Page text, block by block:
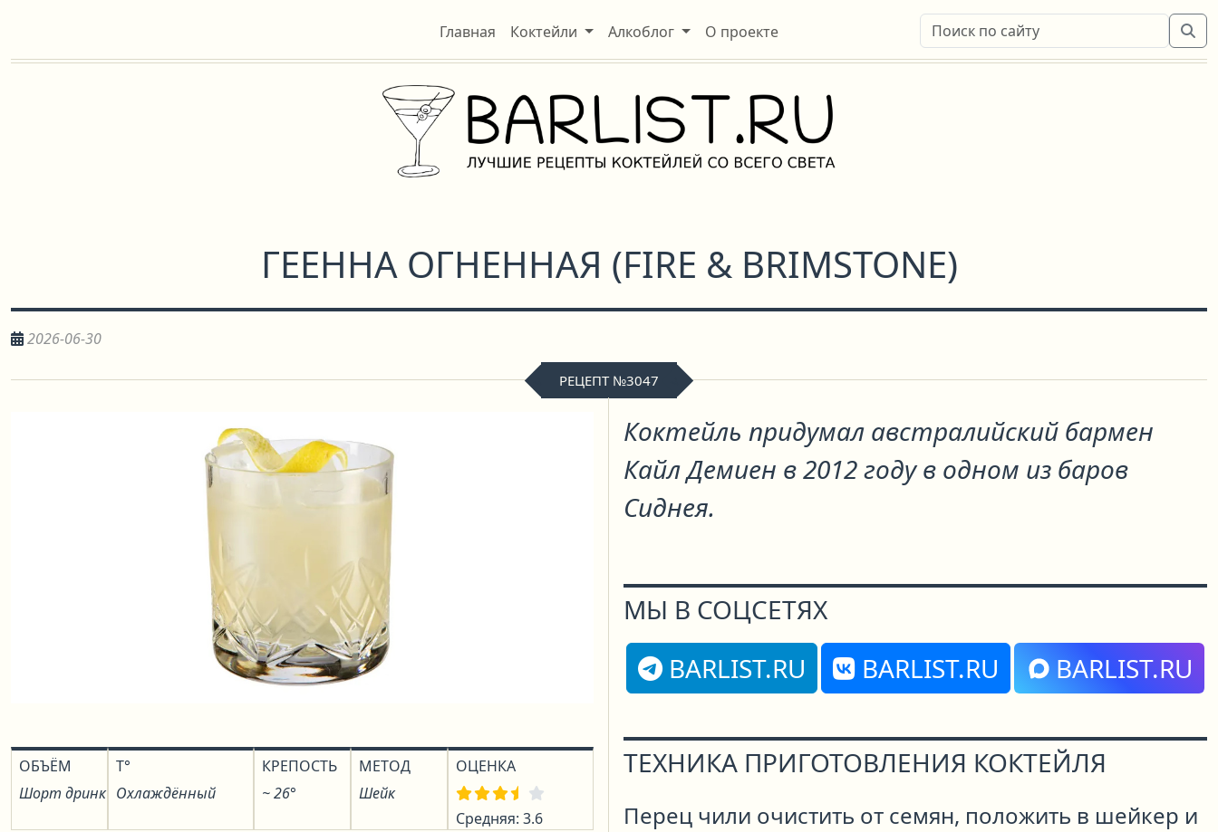
Главная Коктейли Алкоблог О проекте
ГЕЕННА ОГНЕННАЯ (FIRE & BRIMSTONE)
2026-06-30
РЕЦЕПТ №3047
ОБЪЁМ
Шорт дринк
T°
Охлаждённый
КРЕПОСТЬ
~ 26°
МЕТОД
Шейк
ОЦЕНКА
Средняя: 3.6
Коктейль придумал австралийский бармен
Кайл Демиен в 2012 году в одном из баров
Сиднея.
МЫ В СОЦСЕТЯХ
BARLIST.RU
BARLIST.RU BARLIST.RU
ТЕХНИКА ПРИГОТОВЛЕНИЯ КОКТЕЙЛЯ
Перец чили очистить от семян, положить в шейкер и